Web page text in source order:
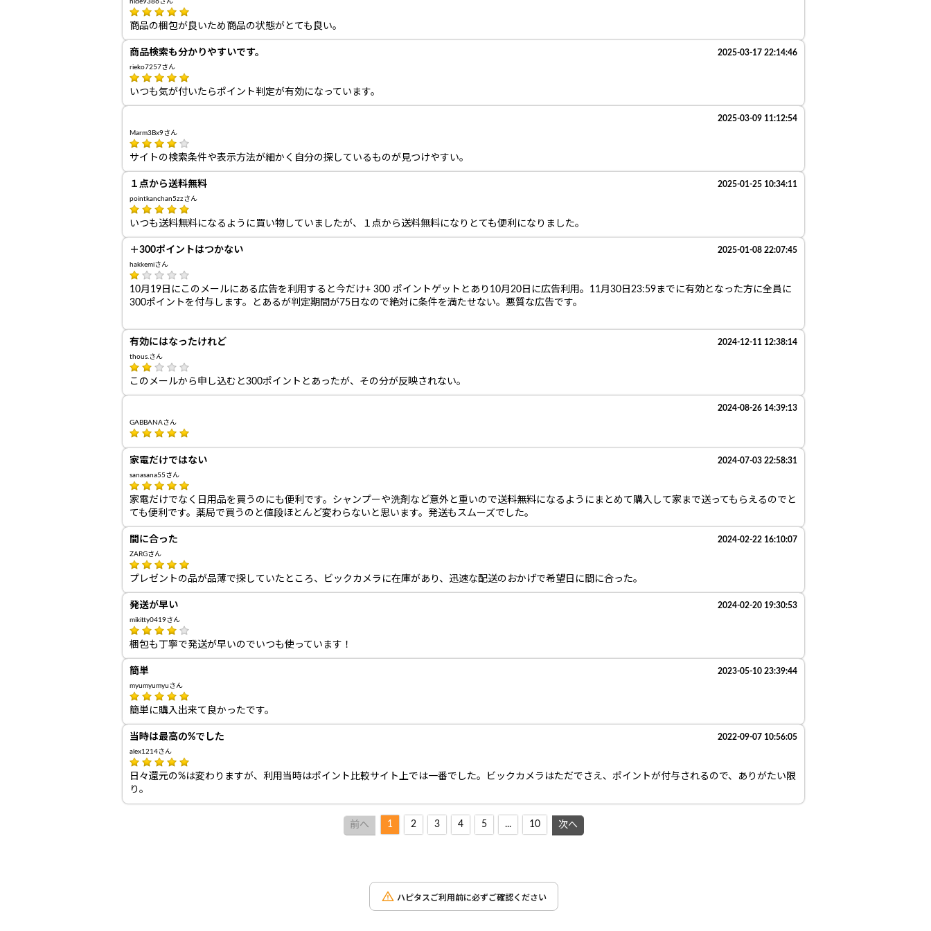
hide9386さん
商品の梱包が良いため商品の状態がとても良い。
商品検索も分かりやすいです。 2025-03-17 22:14:46
rieko7257さん
いつも気が付いたらポイント判定が有効になっています。
2025-03-09 11:12:54
Marm3Bx9さん
サイトの検索条件や表示方法が細かく自分の探しているものが見つけやすい。
１点から送料無料 2025-01-25 10:34:11
pointkanchan5zzさん
いつも送料無料になるように買い物していましたが、１点から送料無料になりとても便利になりました。
＋300ポイントはつかない 2025-01-08 22:07:45
hakkemiさん
10月19日にこのメールにある広告を利用すると今だけ+ 300 ポイントゲットとあり10月20日に広告利用。11月30日23:59までに有効となった方に全員に
300ポイントを付与します。とあるが判定期間が75日なので絶対に条件を満たせない。悪質な広告です。
有効にはなったけれど 2024-12-11 12:38:14
thous.さん
このメールから申し込むと300ポイントとあったが、その分が反映されない。
2024-08-26 14:39:13
GABBANAさん
家電だけではない 2024-07-03 22:58:31
sanasana55さん
家電だけでなく日用品を買うのにも便利です。シャンプーや洗剤など意外と重いので送料無料になるようにまとめて購入して家まで送ってもらえるのでと
ても便利です。薬局で買うのと値段ほとんど変わらないと思います。発送もスムーズでした。
間に合った 2024-02-22 16:10:07
ZARGさん
プレゼントの品が品薄で探していたところ、ビックカメラに在庫があり、迅速な配送のおかげで希望日に間に合った。
発送が早い 2024-02-20 19:30:53
mikitty0419さん
梱包も丁寧で発送が早いのでいつも使っています！
簡単 2023-05-10 23:39:44
myumyumyuさん
簡単に購入出来て良かったです。
当時は最高の%でした 2022-09-07 10:56:05
alex1214さん
日々還元の%は変わりますが、利用当時はポイント比較サイト上では一番でした。ビックカメラはただでさえ、ポイントが付与されるので、ありがたい限
り。
前へ 1 2 3 4 5 ... 10 次へ
ハピタスご利用前に必ずご確認ください